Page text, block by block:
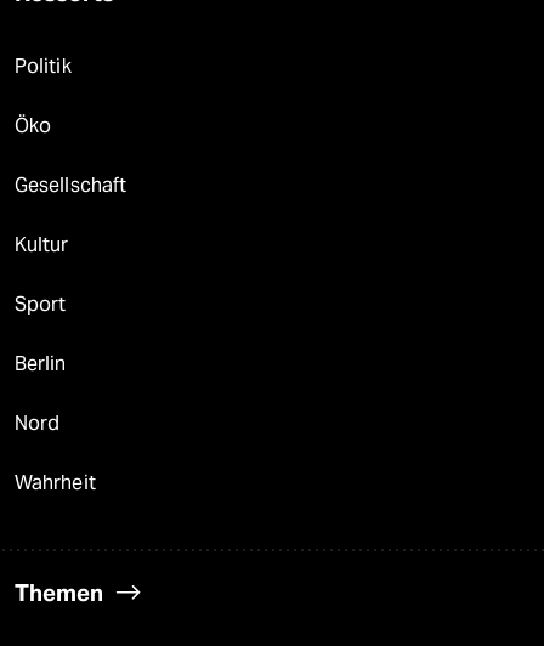
Politik
Öko
Gesellschaft
Kultur
Sport
Berlin
Nord
Wahrheit
Themen